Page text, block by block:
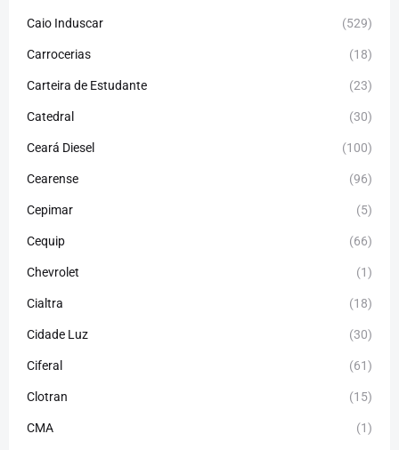
Caio Induscar (529)
Carrocerias (18)
Carteira de Estudante (23)
Catedral (30)
Ceará Diesel (100)
Cearense (96)
Cepimar (5)
Cequip (66)
Chevrolet (1)
Cialtra (18)
Cidade Luz (30)
Ciferal (61)
Clotran (15)
CMA (1)